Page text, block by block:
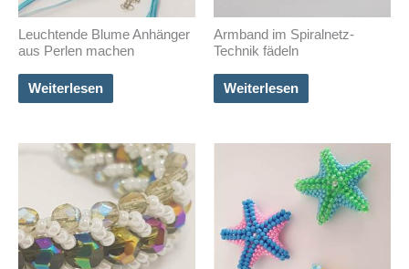
Leuchtende Blume Anhänger
aus Perlen machen
Weiterlesen
Armband im Spiralnetz-
Technik fädeln
Weiterlesen